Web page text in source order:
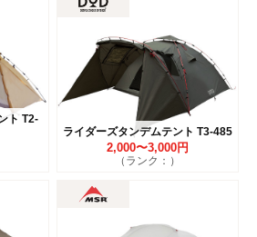
ト T2-
ライダーズタンデムテント T3-485
2,000〜3,000円
（ランク：）